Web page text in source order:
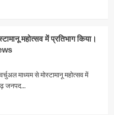
महोत्सव में प्रतिभाग किया।
माध्यम से मोस्टामानू महोत्सव में
जनपद...